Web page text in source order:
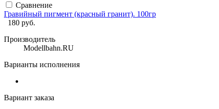
Сравнение
Гравийный пигмент (красный гранит). 100гр
180 руб.
Производитель
Modellbahn.RU
Варианты исполнения
Вариант заказа